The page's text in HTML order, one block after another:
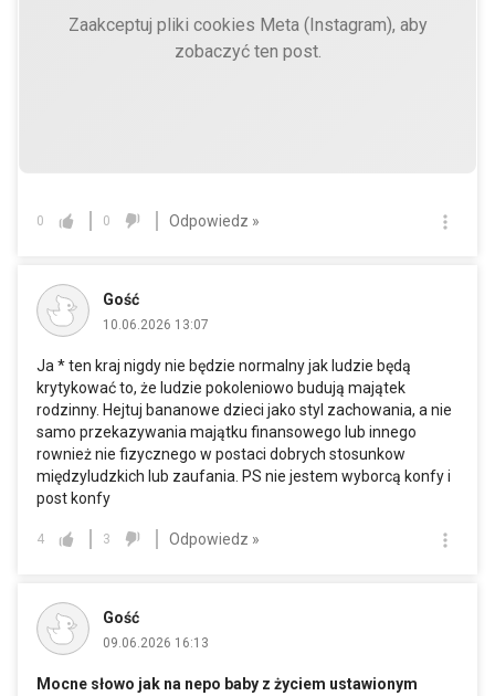
Zaakceptuj pliki cookies Meta (Instagram), aby
zobaczyć ten post.
0 0 Odpowiedz »
Gość
10.06.2026 13:07
Ja * ten kraj nigdy nie będzie normalny jak ludzie będą
krytykować to, że ludzie pokoleniowo budują majątek
rodzinny. Hejtuj bananowe dzieci jako styl zachowania, a nie
samo przekazywania majątku finansowego lub innego
rownież nie fizycznego w postaci dobrych stosunkow
międzyludzkich lub zaufania. PS nie jestem wyborcą konfy i
post konfy
4 3 Odpowiedz »
Gość
09.06.2026 16:13
Mocne słowo jak na nepo baby z życiem ustawionym